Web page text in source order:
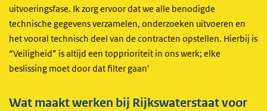
uitvoeringsfase. Ik zorg ervoor dat we alle benodigde
technische gegevens verzamelen, onderzoeken uitvoeren en
het vooral technisch deel van de contracten opstellen. Hierbij is
“Veiligheid” is altijd een topprioriteit in ons werk; elke
beslissing moet door dat filter gaan'
Wat maakt werken bij Rijkswaterstaat voor